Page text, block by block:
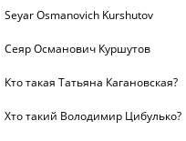
Seyar Osmanovich Kurshutov
Сеяр Османович Куршутов
Кто такая Татьяна Кагановская?
Хто такий Володимир Цибулько?